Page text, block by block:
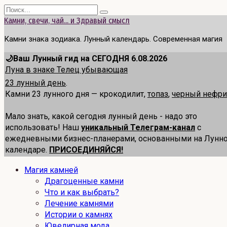
Перейти
к
Search
for:
Камни, свечи, чай... и Здравый смысл
Камни знака зодиака. Лунный календарь. Современная магия
🌙Ваш Лунный гид на СЕГОДНЯ 6.08.2026
Луна в знаке Телец убывающая
23 лунный день.
Камни 23 лунного дня — крокодилит, топаз, черный
Мало знать, какой сегодня лунный день - надо это
использовать! Наш уникальный Телеграм-канал с
ежедневными бизнес-планерами, основанными на
календаре. ПРИСОЕДИНЯЙСЯ!
Магия камней
Драгоценные камни
Что и как выбрать?
Лечение камнями
Истории о камнях